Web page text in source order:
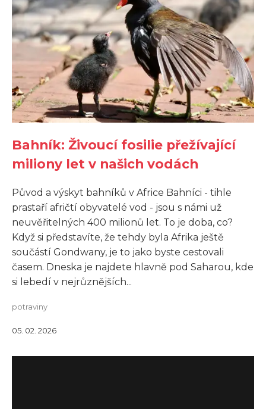
Bahník: Živoucí fosilie přežívající
miliony let v našich vodách
Původ a výskyt bahníků v Africe Bahníci - tihle
prastaří afričtí obyvatelé vod - jsou s námi už
neuvěřitelných 400 milionů let. To je doba, co?
Když si představíte, že tehdy byla Afrika ještě
součástí Gondwany, je to jako byste cestovali
časem. Dneska je najdete hlavně pod Saharou, kde
si lebedí v nejrůznějších...
potraviny
05. 02. 2026